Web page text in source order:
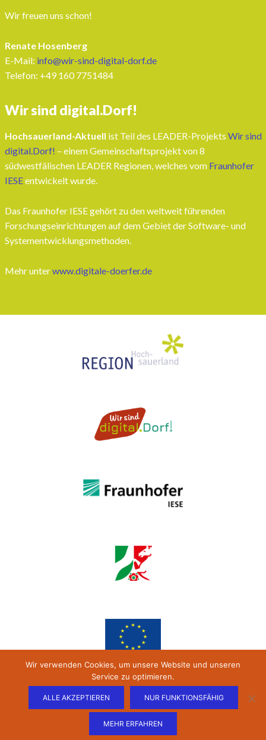
Wir freuen uns schon!
Renate Hosenberg
E-Mail: info@wir-sind-digital-dorf.de
Telefon: ‭+49 160 7751484‬
Wir sind digital.Dorf!
Hochsauerland-Aktuell ist Teil des LEADER-Projekts Wir sind
digital.Dorf! – einem Gemeinschaftsprojekt von 8
südwestfälischen LEADER Regionen, welches vom Fraunhofer
IESEentwickelt wurde.
Das Fraunhofer IESE gehört zu den weltweit führenden
Forschungseinrichtungen auf dem Gebiet der Software- und
Systementwicklungsmethoden.
Mehr unterwww.digitale-doerfer.de
Wir verwenden Cookies, um unsere Website und unseren
Service zu optimieren.
ALLE AKZEPTIEREN NUR FUNKTIONSFÄHIG
MEHR ERFAHREN